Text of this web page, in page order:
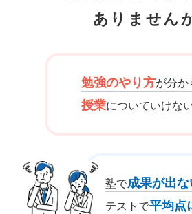
ありません
勉強のやり方が分か
授業についていけな
塾で成果が出な
テストで平均点